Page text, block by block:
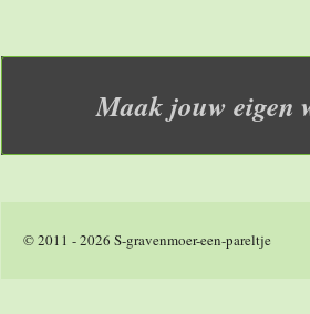
Maak jouw eigen
© 2011 - 2026 S-gravenmoer-een-pareltje